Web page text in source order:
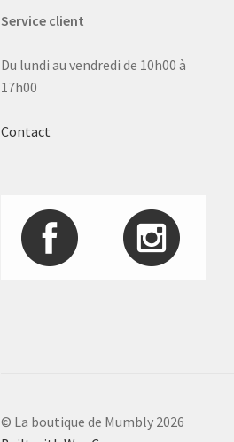
Service client
Du lundi au vendredi de 10h00 à
17h00
Contact
© La boutique de Mumbly 2026